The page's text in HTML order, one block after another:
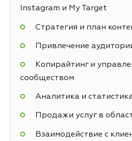
Instagram и My Target
Стратегия и план
Привлечение
Копирайтинг и
сообществом
Аналитика и
Продажи услуг в
Взаимодействие с